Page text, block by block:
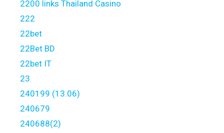
2200 links Thailand Casino
222
22bet
22Bet BD
22bet IT
23
240199 (13.06)
240679
240688(2)